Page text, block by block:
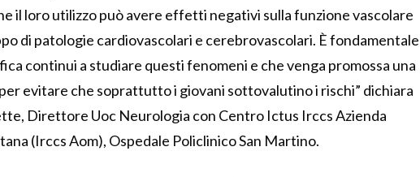
il loro utilizzo può avere effetti negativi sulla funzione vascolare
di patologie cardiovascolari e cerebrovascolari. È fondamentale
continui a studiare questi fenomeni e che venga promossa una
evitare che soprattutto i giovani sottovalutino i rischi” dichiara
Direttore Uoc Neurologia con Centro Ictus Irccs Azienda
(Irccs Aom), Ospedale Policlinico San Martino.